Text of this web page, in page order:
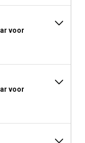
voor
voor